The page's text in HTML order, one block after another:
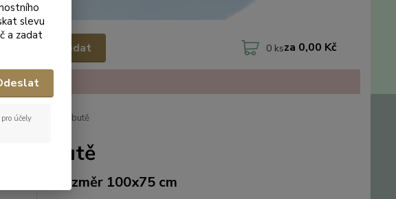
Hledat 0 ksza 0,00 Kč
deka - Labutě
- Labutě
rozměr 100x75 cm
slevu
a zadat
účely